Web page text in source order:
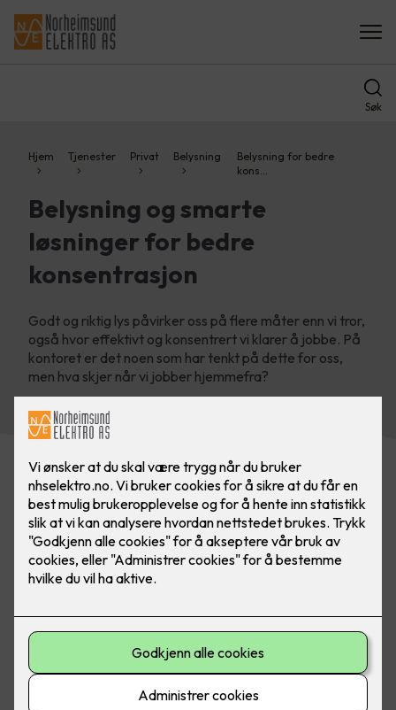
Søk
Hjem Tjenester Privat Belysning
Belysning for bedre
kons…
Belysning og smarte
løsninger for bedre
konsentrasjon
Godt og riktig lys påvirker oss på flere måter enn vi tror,
også hvor effektivt og konsentrert vi klarer å jobbe. På
kontoret er det noen som har tenkt på dette for oss,
men hva skjer når vi jobber hjemmefra?